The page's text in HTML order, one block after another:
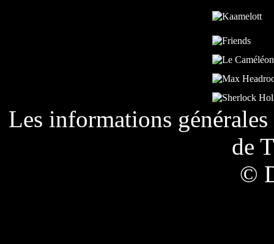
Les informations générales
de
©